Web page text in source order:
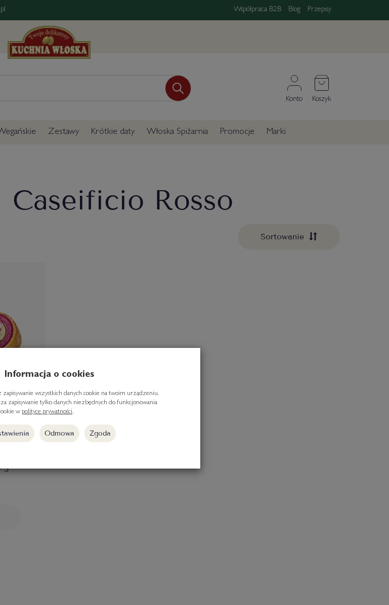
Współpraca B2B Blog Przepisy
Konto Koszyk
Zestawy Krótkie daty Włoska Spiżarnia Promocje Marki
Caseificio Rosso
Sortowanie
Informacja o cookies
zapisywanie wszystkich danych cookie na twoim urządzeniu.
zapisywanie tylko danych niezbędnych do funkcjonowania
w polityce prywatności.
Odmowa Zgoda